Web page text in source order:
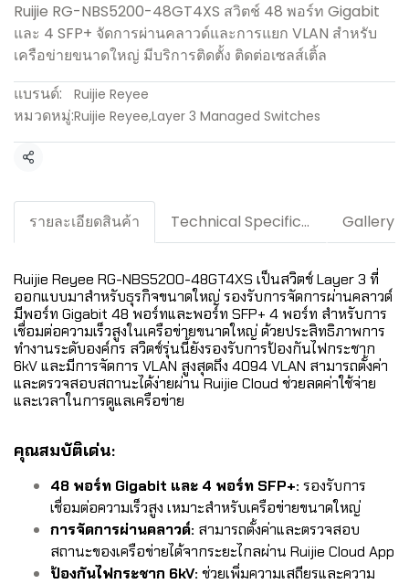
Ruijie RG-NBS5200-48GT4XS สวิตช์ 48 พอร์ท Gigabit
และ 4 SFP+ จัดการผ่านคลาวด์และการแยก VLAN สำหรับ
เครือข่ายขนาดใหญ่ มีบริการติดตั้ง ติดต่อเซลส์เติ้ล
แบรนด์:
Ruijie Reyee
หมวดหมู่:Ruijie Reyee,Layer 3 Managed Switches
แชร์
รายละเอียดสินค้า Technical Specification / Downloads Gallery
Ruijie Reyee RG-NBS5200-48GT4XS เป็นสวิตช์ Layer 3 ที่
ออกแบบมาสำหรับธุรกิจขนาดใหญ่ รองรับการจัดการผ่านคลาวด์
มีพอร์ท Gigabit 48 พอร์ทและพอร์ท SFP+ 4 พอร์ท สำหรับการ
เชื่อมต่อความเร็วสูงในเครือข่ายขนาดใหญ่ ด้วยประสิทธิภาพการ
ทำงานระดับองค์กร สวิตช์รุ่นนี้ยังรองรับการป้องกันไฟกระชาก
6kV และมีการจัดการ VLAN สูงสุดถึง 4094 VLAN สามารถตั้งค่า
และตรวจสอบสถานะได้ง่ายผ่าน Ruijie Cloud ช่วยลดค่าใช้จ่าย
และเวลาในการดูแลเครือข่าย
คุณสมบัติเด่น:
48 พอร์ท Gigabit และ 4 พอร์ท SFP+: รองรับการ
เชื่อมต่อความเร็วสูง เหมาะสำหรับเครือข่ายขนาดใหญ่
การจัดการผ่านคลาวด์: สามารถตั้งค่าและตรวจสอบ
สถานะของเครือข่ายได้จากระยะไกลผ่าน Ruijie Cloud App
ป้องกันไฟกระชาก 6kV: ช่วยเพิ่มความเสถียรและความ